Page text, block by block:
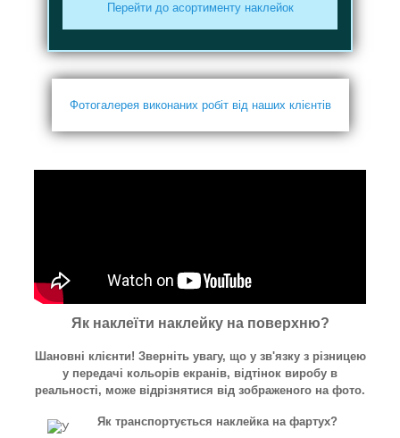
Як транспортується наклейка на фартух?
Шановні клієнти! Зверніть увагу, що у зв'язку з різницею
у передачі кольорів екранів, відтінок виробу в
реальності, може відрізнятися від зображеного на фото.
Як наклеїти наклейку на поверхню?
Фотогалерея виконаних робіт від наших клієнтів
Перейти до асортименту наклейок